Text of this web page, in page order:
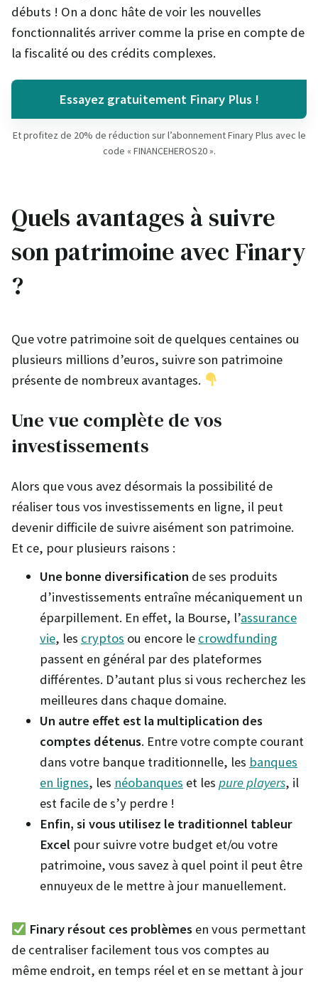
débuts ! On a donc hâte de voir les nouvelles
fonctionnalités arriver comme la prise en compte de
la fiscalité ou des crédits complexes.
Essayez gratuitement Finary Plus !
Et profitez de 20% de réduction sur l’abonnement Finary Plus avec le
code « FINANCEHEROS20 ».
Quels avantages à suivre
son patrimoine avec Finary
?
Que votre patrimoine soit de quelques centaines ou
plusieurs millions d’euros, suivre son patrimoine
présente de nombreux avantages.
Une vue complète de vos
investissements
Alors que vous avez désormais la possibilité de
réaliser tous vos investissements en ligne, il peut
devenir difficile de suivre aisément son patrimoine.
Et ce, pour plusieurs raisons :
Une bonne diversification de ses produits
d’investissements entraîne mécaniquement un
éparpillement. En effet, la Bourse, l’assurance
vie, les cryptos ou encore le crowdfunding
passent en général par des plateformes
différentes. D’autant plus si vous recherchez les
meilleures dans chaque domaine.
Un autre effet est la multiplication des
comptes détenus. Entre votre compte courant
dans votre banque traditionnelle, les banques
en lignes, les néobanques et les pure players, il
est facile de s’y perdre !
Enfin, si vous utilisez le traditionnel tableur
Excel pour suivre votre budget et/ou votre
patrimoine, vous savez à quel point il peut être
ennuyeux de le mettre à jour manuellement.
Finary résout ces problèmes en vous permettant
de centraliser facilement tous vos comptes au
même endroit, en temps réel et en se mettant à jour